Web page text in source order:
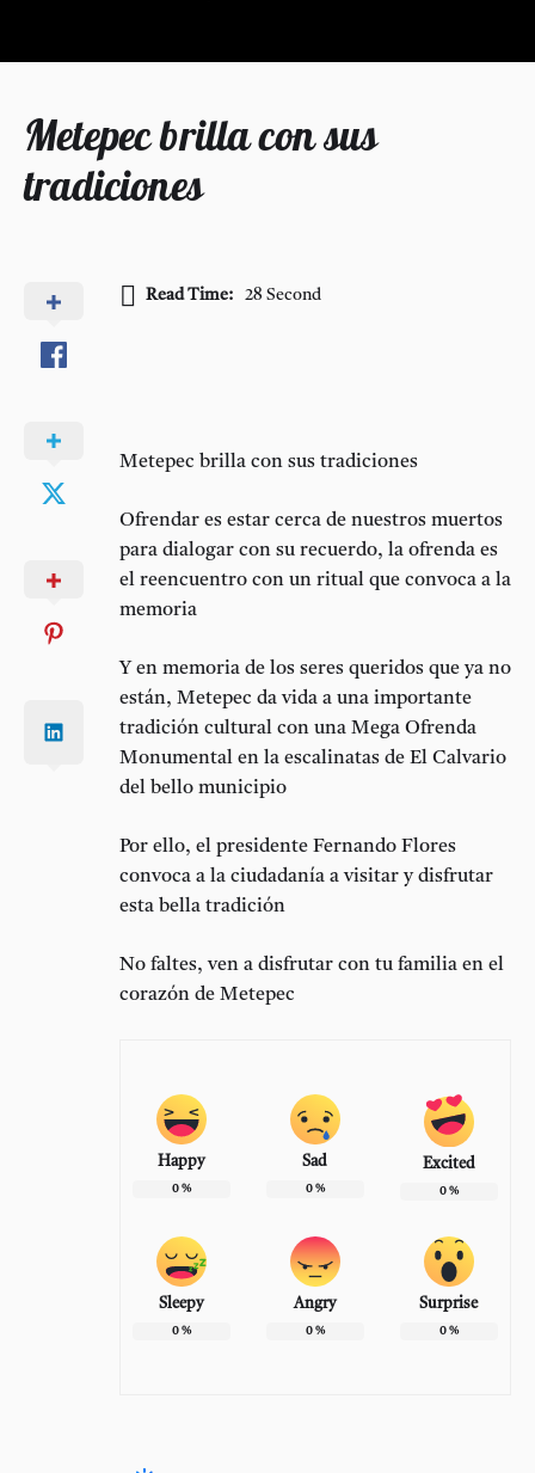
Metepec brilla con sus
tradiciones
Read Time: 28 Second
Metepec brilla con sus tradiciones
Ofrendar es estar cerca de nuestros muertos
para dialogar con su recuerdo, la ofrenda es
el reencuentro con un ritual que convoca a la
memoria
Y en memoria de los seres queridos que ya no
están, Metepec da vida a una importante
tradición cultural con una Mega Ofrenda
Monumental en la escalinatas de El Calvario
del bello municipio
Por ello, el presidente Fernando Flores
convoca a la ciudadanía a visitar y disfrutar
esta bella tradición
No faltes, ven a disfrutar con tu familia en el
corazón de Metepec
Happy
0%
Sad
0%
Excited
0%
Sleepy
0%
Angry
0%
Surprise
0%